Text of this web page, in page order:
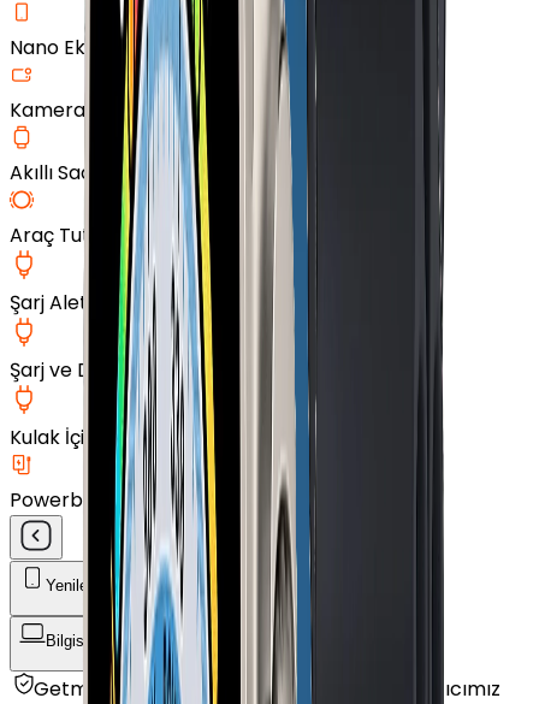
Nano Ekran Koruyucu
Kamera Cam Koruyucu
Akıllı Saat Aksesuarları
Araç Tutucu
Şarj Aleti
Şarj ve Data Kablosu
Kulak İçi Kulaklık
Powerbank
Yenilenmiş Telefon Akıllı Saat ve Bileklik
Bilgisayar / Tablet Aksesuar
Getmobil Güvencesi Mağazalarımız
Satıcımız